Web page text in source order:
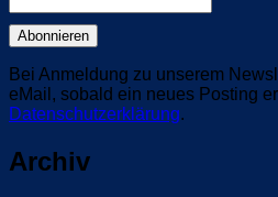
Bei Anmeldung zu unserem
eMail, sobald ein neues Posting
Datenschutzerklärung.
Archiv